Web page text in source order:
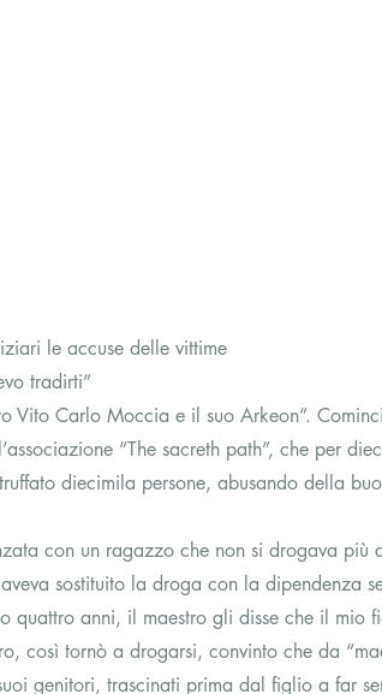
le accuse delle vittime
tradirti”
Vito Carlo Moccia e il suo Arkeon”.
“The sacreth path”, che per
diecimila persone, abusando della
con un ragazzo che non si drogava più
sostituito la droga con la dipendenza
quattro anni, il maestro gli disse che il mio
così tornò a drogarsi, convinto che da
genitori, trascinati prima dal figlio a far